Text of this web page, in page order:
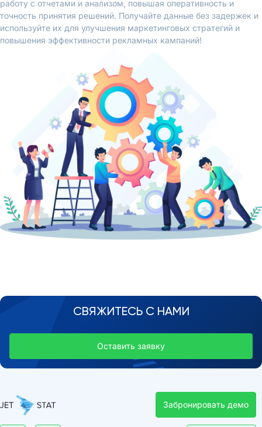
работу с отчетами и анализом, повышая оперативность и
точность принятия решений. Получайте данные без задержек и
используйте их для улучшения маркетинговых стратегий и
повышения эффективности рекламных кампаний!
СВЯЖИТЕСЬ С НАМИ
Оставить заявку
Забронировать демо